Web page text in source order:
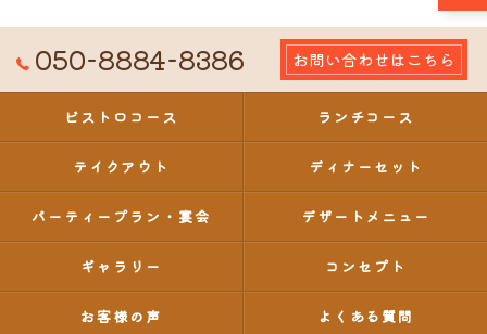
050-8884-8386 お問い合わせはこちら
ビストロコース ランチコース
テイクアウト ディナーセット
パーティープラン・宴会 デザートメニュー
ギャラリー コンセプト
お客様の声 よくある質問